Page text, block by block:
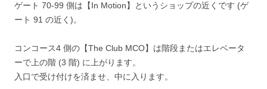
ゲート 70-99 側は【In Motion】というショップの近くです (ゲ
ート 91 の近く)。
コンコース4 側の【The Club MCO】は階段またはエレベータ
ーで上の階 (3 階) に上がります。
入口で受け付けを済ませ、中に入ります。